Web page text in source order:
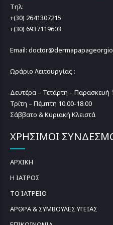
Τηλ:
+(30) 2641307215
+(30) 6937119603
Email:
Ωράριο Λειτουργίας :
Δευτέρα – Τετάρτη – Παρασκευή
Τρίτη – Πέμπτη 10.00-18.00
Σάββατο & Κυριακή Κλειστά
ΧΡΗΣΙΜΟΙ
ΑΡΧΙΚΗ
Η ΙΑΤΡΟΣ
ΤΟ ΙΑΤΡΕΙΟ
ΑΡΘΡΑ & ΣΥΜΒΟΥΛΕΣ ΥΓΕΙΑΣ